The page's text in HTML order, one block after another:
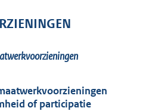
of participatie